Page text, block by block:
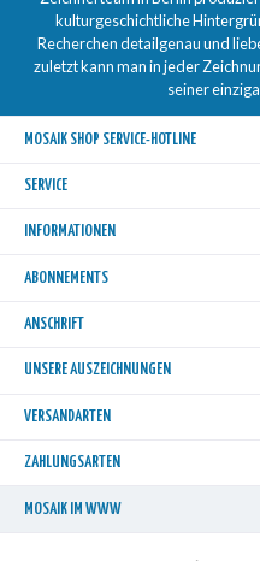
kulturgeschichtliche
Recherchen detailgenau und
zuletzt kann man in jeder
seiner
MOSAIK SHOP SERVICE-HOTLINE
SERVICE
INFORMATIONEN
ABONNEMENTS
ANSCHRIFT
UNSERE AUSZEICHNUNGEN
VERSANDARTEN
ZAHLUNGSARTEN
MOSAIK IM WWW